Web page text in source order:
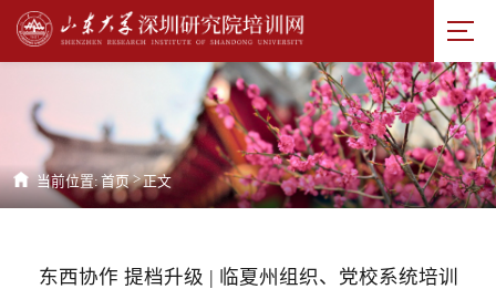
当前位置:首页>正文
东西协作 提档升级 | 临夏州组织、党校系统培训